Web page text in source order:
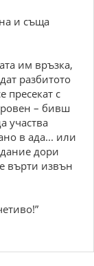
и съща
им връзка,
разбитото
пресекат с
– бивш
участва
в ада... или
дори
върти извън